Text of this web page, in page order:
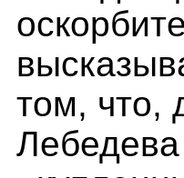
том, что,